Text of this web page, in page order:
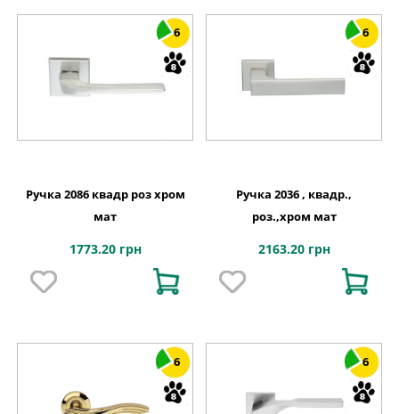
6
Ручка 2086 квадр роз хром
мат
1773.20 грн
6
Ручка 2036 , квадр.,
роз.,хром мат
2163.20 грн
6 6